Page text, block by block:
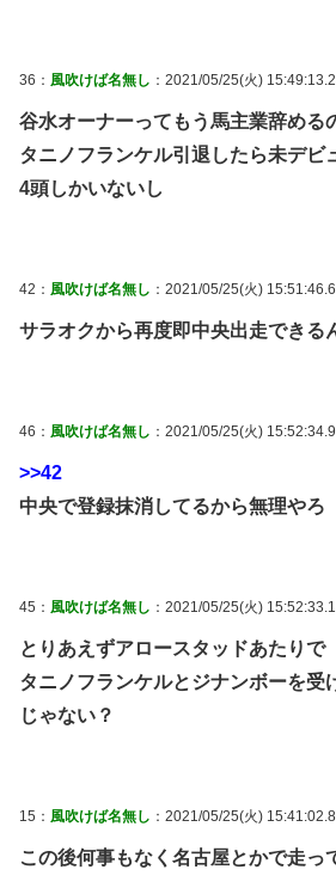
36： 風吹けば名無し ：2021/05/25(火)
谷水オーナーってもう馬主業辞める
タニノフランケル引退したら未デビ
4頭しかいないし
42： 風吹けば名無し ：2021/05/25(火)
サラオクから再度即中央出走できる
46： 風吹けば名無し ：2021/05/25(火)
>>42
中央で登録抹消してるから無理やろ
45： 風吹けば名無し ：2021/05/25(火)
とりあえずアロースタッドあたりで
タニノフランケルとジナンボーを受
じゃない？
15： 風吹けば名無し ：2021/05/25(火)
この後何事もなく名古屋とかで走っ